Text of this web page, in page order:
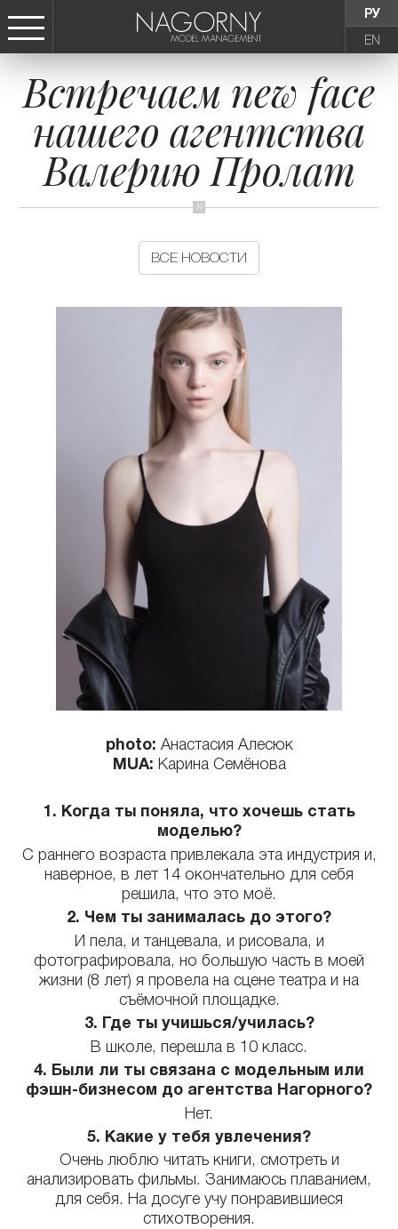
РУ
EN
ДЕВУШКИ
ТИНЕЙДЖЕРЫ
ДЕТИ
НОВОСТИ
КОНТАКТЫ
Встречаем new face
нашего агентства
Валерию Пролат
ВСЕ НОВОСТИ
photo: Анастасия Алесюк
MUA: Карина Семёнова
1. Когда ты поняла, что хочешь стать
моделью?
С раннего возраста привлекала эта индустрия и,
наверное, в лет 14 окончательно для себя
решила, что это моё.
2. Чем ты занималась до этого?
И пела, и танцевала, и рисовала, и
фотографировала, но большую часть в моей
жизни (8 лет) я провела на сцене театра и на
съёмочной площадке.
3. Где ты учишься/училась?
В школе, перешла в 10 класс.
4. Были ли ты связана с модельным или
фэшн-бизнесом до агентства Нагорного?
Нет.
5. Какие у тебя увлечения?
Очень люблю читать книги, смотреть и
анализировать фильмы. Занимаюсь плаванием,
для себя. На досуге учу понравившиеся
стихотворения.